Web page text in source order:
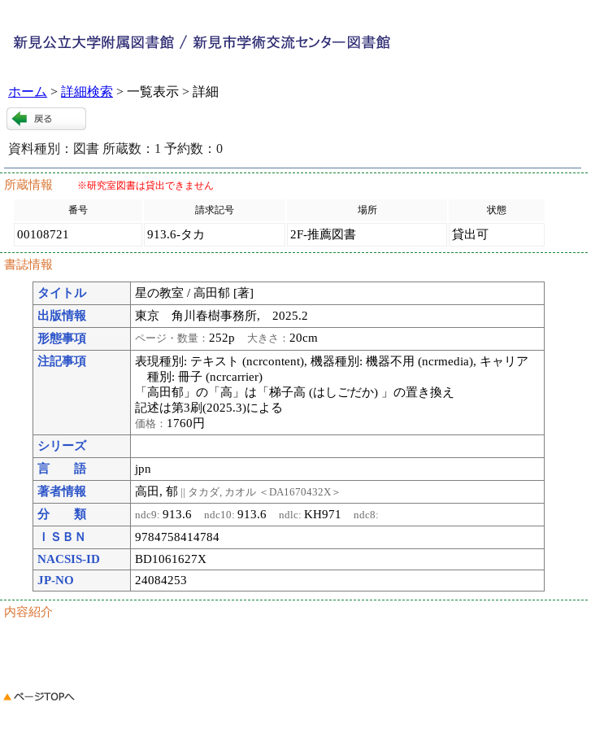
ホーム > 詳細検索 > 一覧表示 > 詳細
資料種別： 図書 所蔵数： 1 予約数： 0
所蔵情報 ※研究室図書は貸出できません
番号 請求記号 場所 状態
00108721 913.6-タカ 2F-推薦図書 貸出可
書誌情報
タイトル
星の教室 / 高田郁 [著]
出版情報
東京 角川春樹事務所, 2025.2
形態事項
ページ・数量： 252p 大きさ： 20cm
注記事項
表現種別: テキスト (ncrcontent), 機器種別: 機器不用 (ncrmedia), キャリア
種別: 冊子 (ncrcarrier)
「高田郁」の「高」は「梯子高 (はしごだか) 」の置き換え
記述は第3刷(2025.3)による
価格： 1760円
シリーズ
言 語
jpn
著者情報
高田, 郁 || タカダ, カオル ＜DA1670432X＞
分 類 ndc9:913.6ndc10:913.6ndlc:KH971ndc8:
ＩＳＢＮ
9784758414784
NACSIS-ID
BD1061627X
JP-NO
24084253
内容紹介